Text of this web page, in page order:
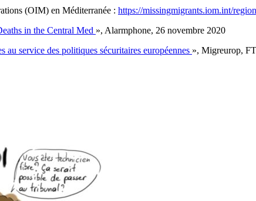
(OIM) en Méditerranée : https://missingmigrants.iom.int/
in the Central Med », Alarmphone, 26 novembre 2020
service des politiques sécuritaires européennes », Migreurop,